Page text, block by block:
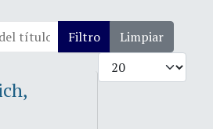
título Filtro
Limpiar
Cantidad